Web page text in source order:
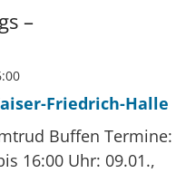
–
Friedrich-Halle
Buffen Termine:
16:00 Uhr: 09.01.,